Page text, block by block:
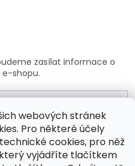
webových stránek
Pro některé účely
cookies, pro něž
který vyjádříte tlačítkem
zasílat informace o
shopu.
sobchodními podmínkami .